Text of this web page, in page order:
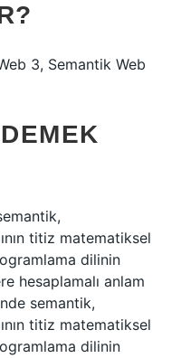
3, Semantik Web
titiz matematiksel
dilinin
hesaplamalı anlam
semantik,
titiz matematiksel
dilinin